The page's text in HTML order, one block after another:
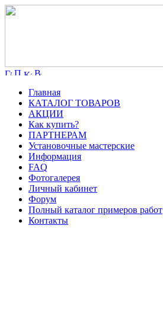
Главная
КАТАЛОГ ТОВАРОВ
АКЦИИ
Как купить?
ПАРТНЕРАМ
Установочные мастерские
Информация
FAQ
Фотогалерея
Личный кабинет
Форум
Полный каталог примеров работ
Контакты